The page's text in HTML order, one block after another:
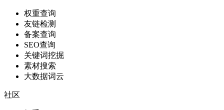
权重查询
友链检测
备案查询
SEO查询
关键词挖掘
素材搜索
大数据词云
社区